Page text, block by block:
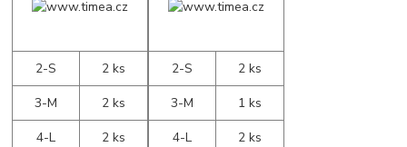
2-S
2 ks
3-M
2 ks
4-L
2 ks
2-S
2 ks
3-M
1 ks
4-L
2 ks